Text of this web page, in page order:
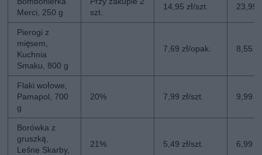
Merci, 250 g
szt.
14,95 zł/szt. 23,99
Pierogi z
mięsem,
Kuchnia
Smaku, 800 g
7,69 zł/opak. 8,55
Flaki wołowe,
Pamapol, 700
g
20% 7,99 zł/szt. 9,99
Borówka z
gruszką,
Leśne Skarby,
21% 5,49 zł/szt. 6,99